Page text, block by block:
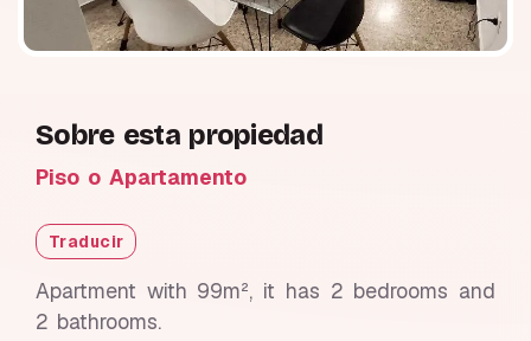
Sobre esta propiedad
Piso o Apartamento
Traducir
Apartment with 99m², it has 2 bedrooms and
2 bathrooms.